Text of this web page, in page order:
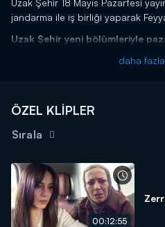
Uzak Şehir 18 Mayıs Pazartesi
jandarma ile iş birliği yaparak
Uzak Şehir yeni bölümleriyle
daha
ÖZEL KLİPLER
Sırala
00:12:55